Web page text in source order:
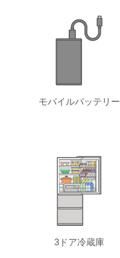
モバイルバッテリー
3ドア冷蔵庫